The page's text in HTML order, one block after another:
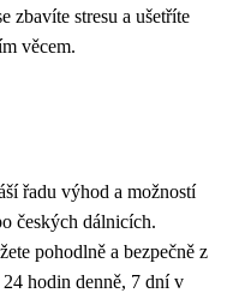
zbavíte stresu a ušetříte
věcem.
řadu výhod a možností
českých dálnicích.
pohodlně a bezpečně z
hodin denně, 7 dní v